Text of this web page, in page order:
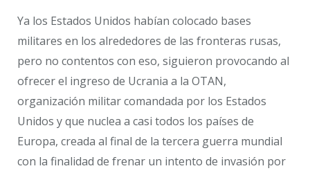
Ya los Estados Unidos habían colocado bases
militares en los alrededores de las fronteras rusas,
pero no contentos con eso, siguieron provocando al
ofrecer el ingreso de Ucrania a la OTAN,
organización militar comandada por los Estados
Unidos y que nuclea a casi todos los países de
Europa, creada al final de la tercera guerra mundial
con la finalidad de frenar un intento de invasión por